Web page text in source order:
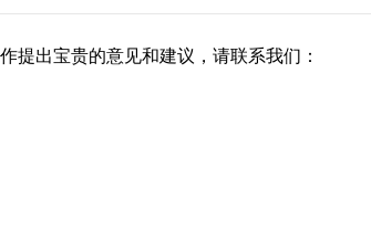
提出宝贵的意见和建议，请联系我们：